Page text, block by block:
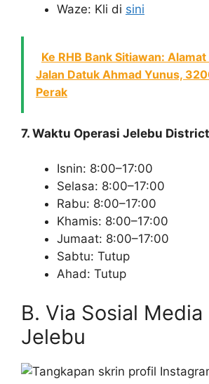
Waze: Kli di sini
Ke RHB Bank Sitiawan:
Jalan Datuk Ahmad Yunus,
Perak
7. Waktu Operasi Jelebu
Isnin: 8:00–17:00
Selasa: 8:00–17:00
Rabu: 8:00–17:00
Khamis: 8:00–17:00
Jumaat: 8:00–17:00
Sabtu: Tutup
Ahad: Tutup
B. Via Sosial Media
Jelebu